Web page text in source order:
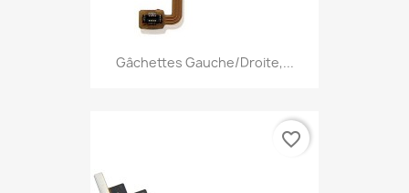
Gâchettes Gauche/Droite,...
favorite_border